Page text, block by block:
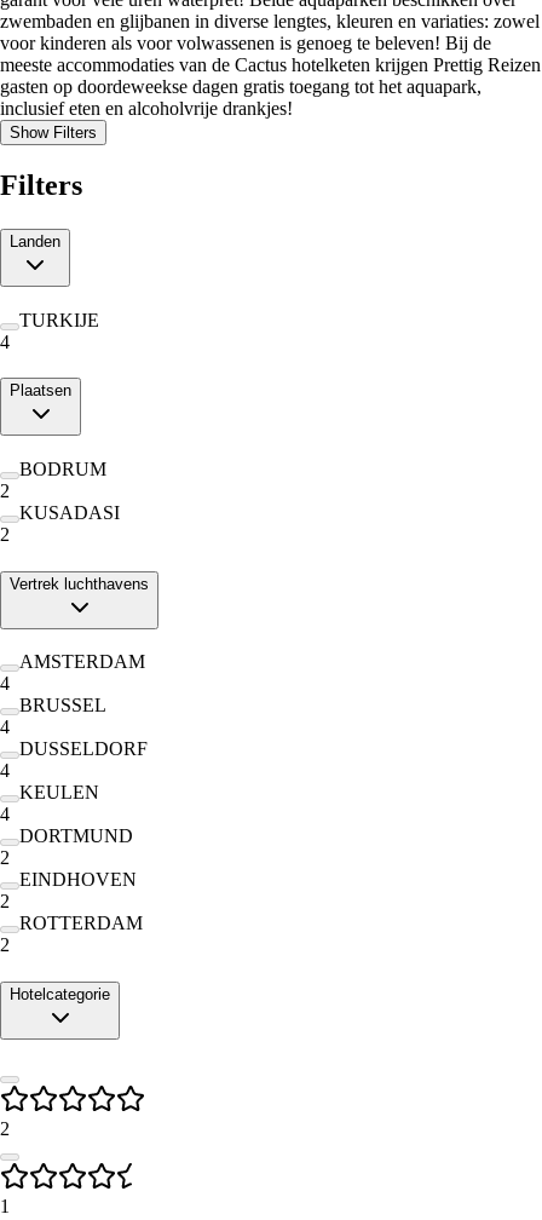
zwembaden en glijbanen in diverse lengtes, kleuren en variaties: zowel
voor kinderen als voor volwassenen is genoeg te beleven! Bij de
meeste accommodaties van de Cactus hotelketen krijgen Prettig Reizen
gasten op doordeweekse dagen gratis toegang tot het aquapark,
inclusief eten en alcoholvrije drankjes!
Show Filters
Filters
Landen
TURKIJE
4
Plaatsen
BODRUM
2
KUSADASI
2
Vertrek luchthavens
AMSTERDAM
4
BRUSSEL
4
DUSSELDORF
4
KEULEN
4
DORTMUND
2
EINDHOVEN
2
ROTTERDAM
2
Hotelcategorie
2
1